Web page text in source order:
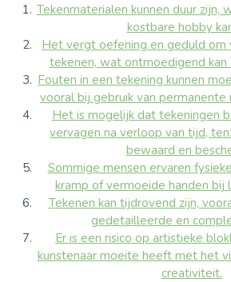
Tekenmaterialen kunnen duur zijn,
kostbare hobby
Het vergt oefening en geduld om
tekenen, wat ontmoedigend kan
Fouten in een tekening kunnen
vooral bij gebruik van permanente
Het is mogelijk dat tekeningen
vervagen na verloop van tijd,
bewaard en
Sommige mensen ervaren
kramp of vermoeide handen bij
Tekenen kan tijdrovend zijn,
gedetailleerde en
Er is een risico op artistieke
kunstenaar moeite heeft met het
creativiteit.